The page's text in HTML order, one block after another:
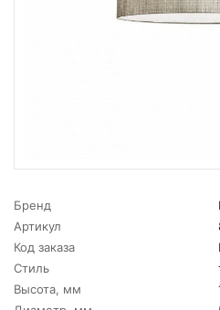
Бренд
Артикул
Код заказа
Стиль
Высота, мм